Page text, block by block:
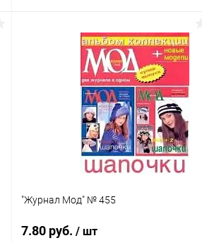
В корзину
Купить в 1 клик Сравнение
В избранное Под заказ
"Журнал Мод" № 455
7.80 руб. / шт